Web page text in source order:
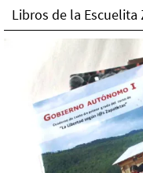
Libros de la Escuelita